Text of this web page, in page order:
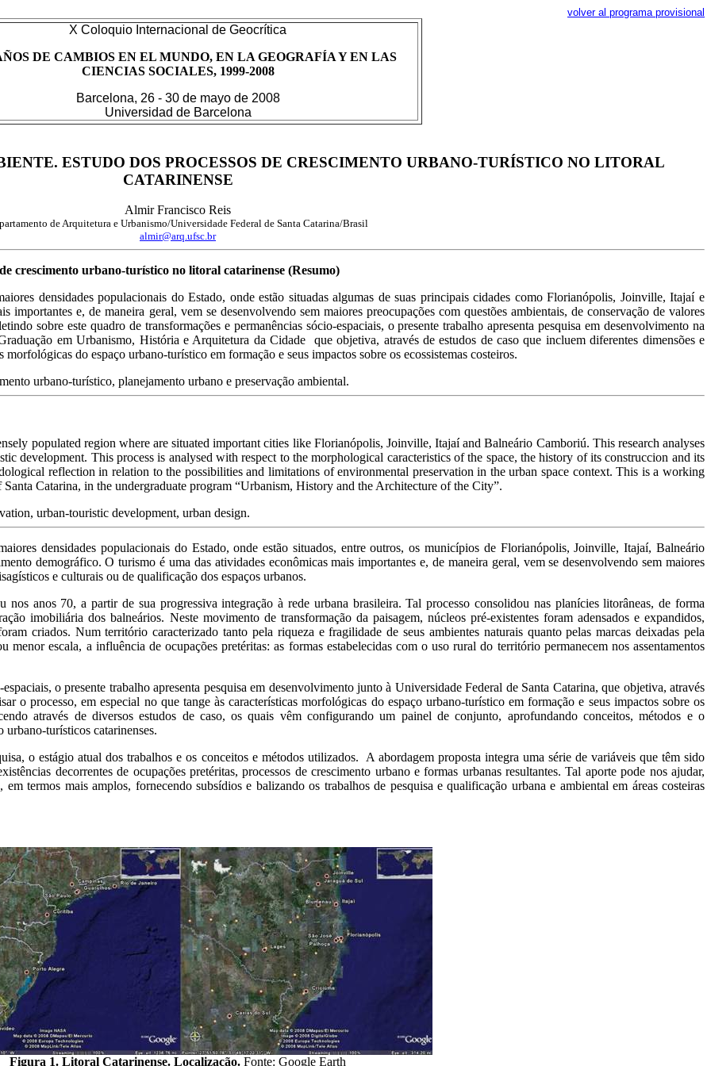
volver al programa provisional
X Coloquio Internacional de Geocrítica
DE CAMBIOS EN EL MUNDO, EN LA GEOGRAFÍA Y EN LAS
CIENCIAS SOCIALES, 1999-2008
Barcelona, 26 - 30 de mayo de 2008
Universidad de Barcelona
ESTUDO DOS PROCESSOS DE CRESCIMENTO URBANO-TURÍSTICO NO LITORAL
CATARINENSE
Almir Francisco Reis
de Arquitetura e Urbanismo/Universidade Federal de Santa Catarina/Brasil
almir@arq.ufsc.br
crescimento urbano-turístico no litoral catarinense (Resumo)
densidades populacionais do Estado, onde estão situadas algumas de suas principais cidades como Florianópolis, Joinville, Itajaí e
e, de maneira geral, vem se desenvolvendo sem maiores preocupações com questões ambientais, de conservação de valores
sobre este quadro de transformações e permanências sócio-espaciais, o presente trabalho apresenta pesquisa em desenvolvimento na
em Urbanismo, História e Arquitetura da Cidade que objetiva, através de estudos de caso que incluem diferentes dimensões e
do espaço urbano-turístico em formação e seus impactos sobre os ecossistemas costeiros.
urbano-turístico, planejamento urbano e preservação ambiental.
populated region where are situated important cities like Florianópolis, Joinville, Itajaí and Balneário Camboriú. This research analyses
development. This process is analysed with respect to the morphological caracteristics of the space, the history of its construccion and its
reflection in relation to the possibilities and limitations of environmental preservation in the urban space context. This is a working
Catarina, in the undergraduate program “Urbanism, History and the Architecture of the City”.
urban-touristic development, urban design.
densidades populacionais do Estado, onde estão situados, entre outros, os municípios de Florianópolis, Joinville, Itajaí, Balneário
demográfico. O turismo é uma das atividades econômicas mais importantes e, de maneira geral, vem se desenvolvendo sem maiores
e culturais ou de qualificação dos espaços urbanos.
anos 70, a partir de sua progressiva integração à rede urbana brasileira. Tal processo consolidou nas planícies litorâneas, de forma
imobiliária dos balneários. Neste movimento de transformação da paisagem, núcleos pré-existentes foram adensados e expandidos,
criados. Num território caracterizado tanto pela riqueza e fragilidade de seus ambientes naturais quanto pelas marcas deixadas pela
escala, a influência de ocupações pretéritas: as formas estabelecidas com o uso rural do território permanecem nos assentamentos
o presente trabalho apresenta pesquisa em desenvolvimento junto à Universidade Federal de Santa Catarina, que objetiva, através
o processo, em especial no que tange às características morfológicas do espaço urbano-turístico em formação e seus impactos sobre os
através de diversos estudos de caso, os quais vêm configurando um painel de conjunto, aprofundando conceitos, métodos e o
urbano-turísticos catarinenses.
o estágio atual dos trabalhos e os conceitos e métodos utilizados. A abordagem proposta integra uma série de variáveis que têm sido
decorrentes de ocupações pretéritas, processos de crescimento urbano e formas urbanas resultantes. Tal aporte pode nos ajudar,
termos mais amplos, fornecendo subsídios e balizando os trabalhos de pesquisa e qualificação urbana e ambiental em áreas costeiras
Figura 1. Litoral Catarinense. Localização. Fonte: Google Earth